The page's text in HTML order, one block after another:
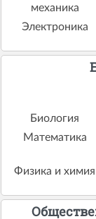
механика
Электроника
Биология
Математика
Физика и химия